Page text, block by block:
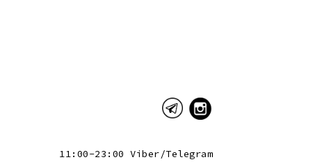
11:00-23:00 Viber/Telegram